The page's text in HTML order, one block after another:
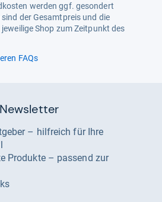
werden ggf. gesondert
der Gesamtpreis und die
Shop zum Zeitpunkt des
FAQs
Newsletter